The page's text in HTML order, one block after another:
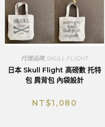
代理品牌, SKULL FLIGHT
日本 Skull Flight 高磅數 托特
包 肩背包 內袋設計
NT$1,080